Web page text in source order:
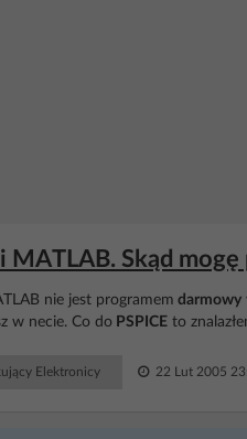
MATLAB. Skąd
nie jest programem darmowy
w necie. Co do PSPICE to
Elektronicy 22 Lut 2005